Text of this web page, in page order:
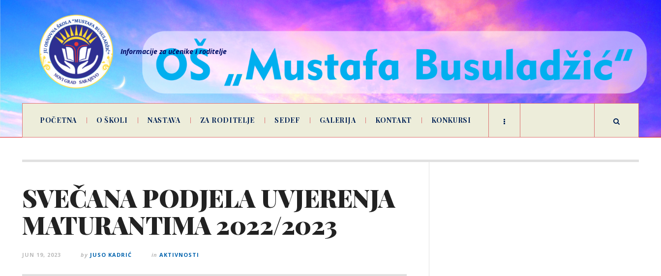
Informacije za učenike i roditelje
POČETNA O ŠKOLI NASTAVA ZA RODITELJE SEDEF GALERIJA KONTAKT KONKURSI
SVEČANA PODJELA UVJERENJA
MATURANTIMA 2022/2023
JUN 19, 2023 by JUSO KADRIĆ in AKTIVNOSTI